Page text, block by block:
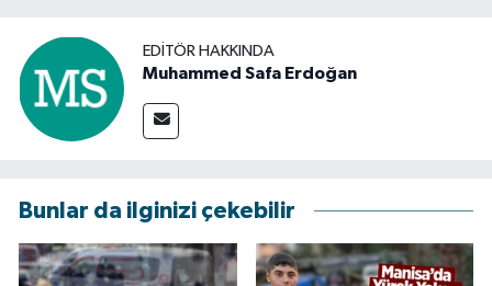
EDITÖR HAKKINDA
Muhammed Safa Erdoğan
Bunlar da ilginizi çekebilir